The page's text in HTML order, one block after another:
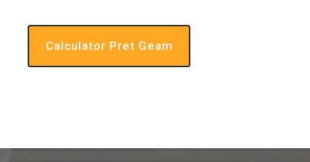
Calculator Pret Geam